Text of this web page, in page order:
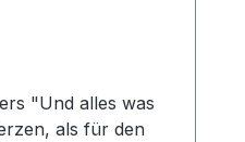
"Und alles was
als für den